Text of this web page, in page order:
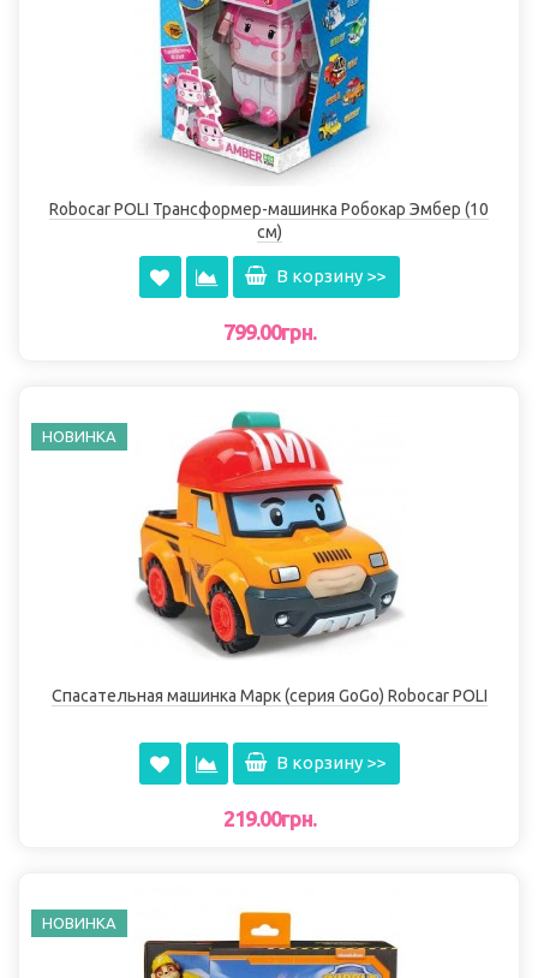
Robocar POLI Трансформер-машинка Робокар Эмбер (10
см)
В корзину >>
799.00грн.
НОВИНКА
Спасательная машинка Марк (серия GoGo) Robocar POLI
В корзину >>
219.00грн.
НОВИНКА